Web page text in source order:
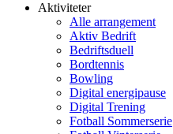
Aktiviteter
Alle arrangement
Aktiv Bedrift
Bedriftsduell
Bordtennis
Bowling
Digital energipause
Digital Trening
Fotball Sommerserie